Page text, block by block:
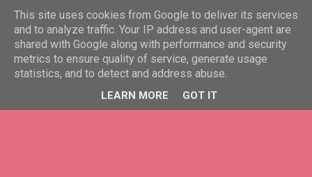
Stefan Kaar. The domain name 798.at results from a number play
based on Stefan Kaar’s date of birth.
Powered by Blogger
This site uses cookies from Google to deliver its services
and to analyze traffic. Your IP address and user-agent are
shared with Google along with performance and security
metrics to ensure quality of service, generate usage
statistics, and to detect and address abuse.
LEARN MORE GOT IT